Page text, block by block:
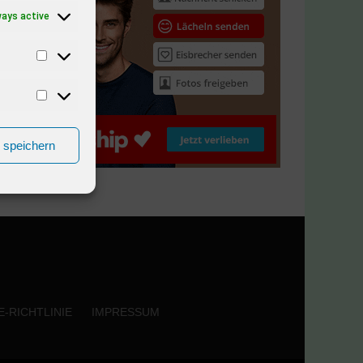
active
speichern
RICHTLINIE IMPRESSUM